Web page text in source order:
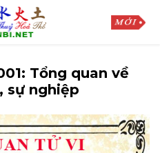
Tổng quan về
sự nghiệp